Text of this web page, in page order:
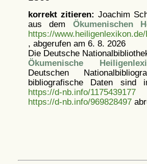
korrekt zitieren: Joachim
aus dem Ökumenischen
https://
, abgerufen am 6. 8. 2026
Die Deutsche
Ökumenische
Deutschen
bibliografische Daten sind
https://d-nb.info/1175439177
https://d-nb.info/969828497